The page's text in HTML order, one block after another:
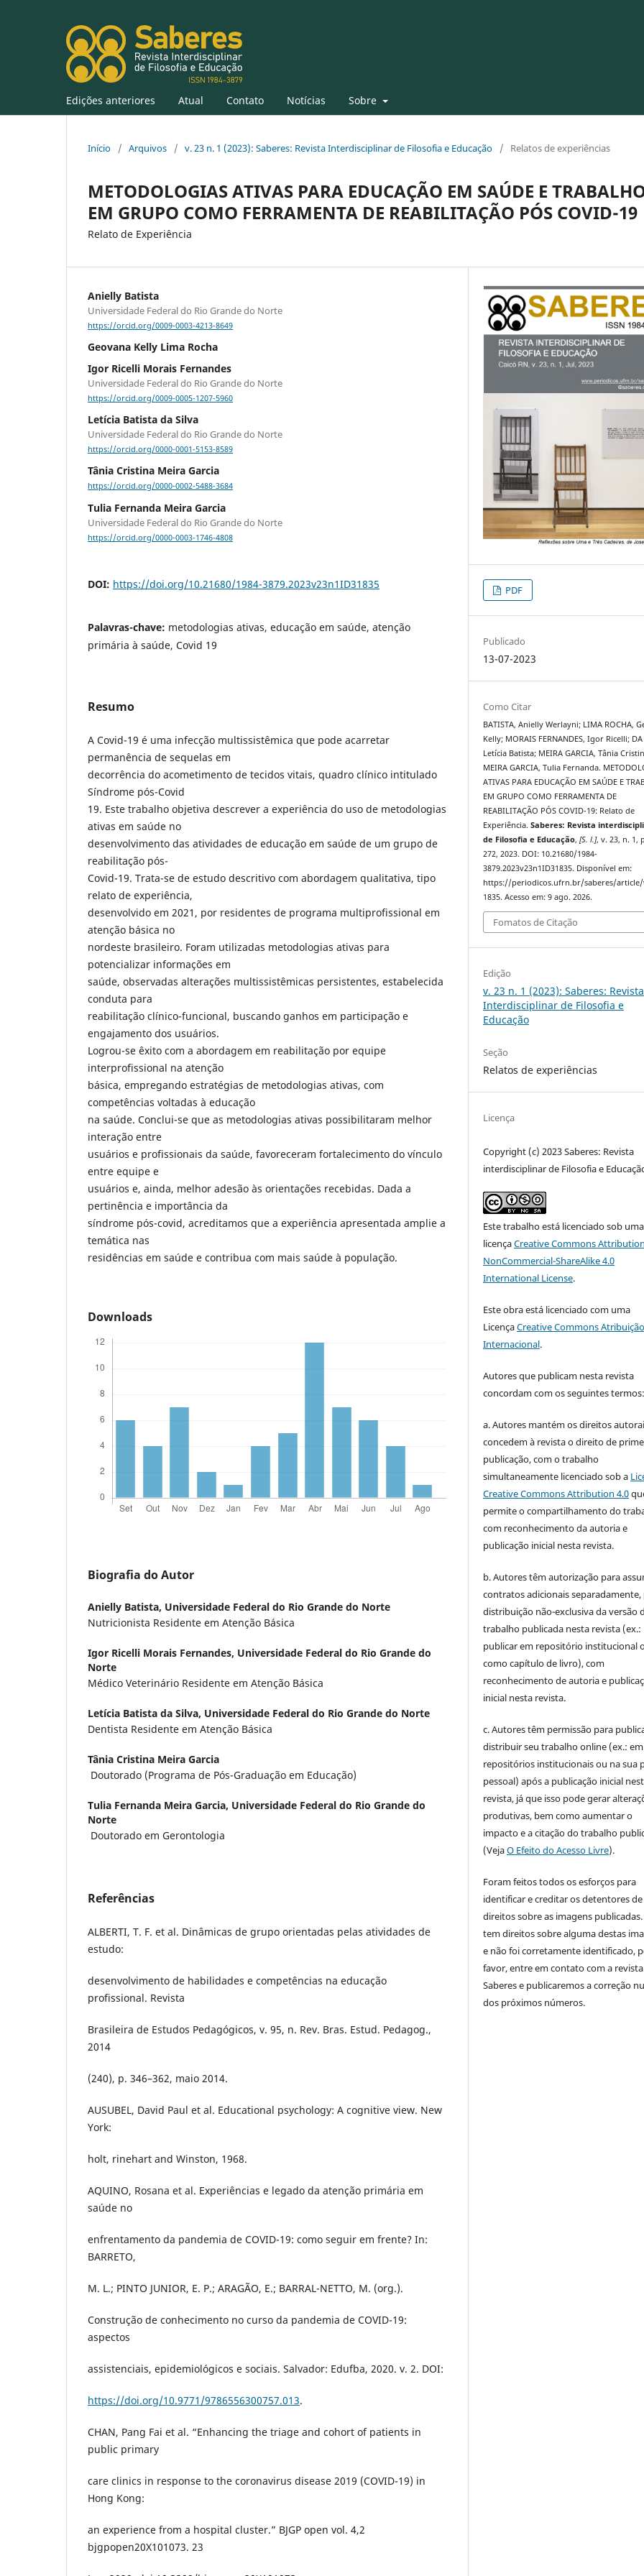
Edições anteriores Atual Contato Notícias Sobre
Início / Arquivos / v. 23 n. 1 (2023): Saberes: Revista Interdisciplinar de Filosofia e Educação / Relatos de experiências
METODOLOGIAS ATIVAS PARA EDUCAÇÃO EM SAÚDE E
EM GRUPO COMO FERRAMENTA DE REABILITAÇÃO PÓS COVID-19
Relato de Experiência
Anielly Batista
Universidade Federal do Rio Grande do Norte
https://orcid.org/0009-0003-4213-8649
Geovana Kelly Lima Rocha
Igor Ricelli Morais Fernandes
Universidade Federal do Rio Grande do Norte
https://orcid.org/0009-0005-1207-5960
Letícia Batista da Silva
Universidade Federal do Rio Grande do Norte
https://orcid.org/0000-0001-5153-8589
Tânia Cristina Meira Garcia
https://orcid.org/0000-0002-5488-3684
Tulia Fernanda Meira Garcia
Universidade Federal do Rio Grande do Norte
https://orcid.org/0000-0003-1746-4808
DOI: https://doi.org/10.21680/1984-3879.2023v23n1ID31835
Palavras-chave: metodologias ativas, educação em saúde, atenção
primária à saúde, Covid 19
Resumo
A Covid-19 é uma infecção multissistêmica que pode acarretar
permanência de sequelas em
decorrência do acometimento de tecidos vitais, quadro clínico intitulado
Síndrome pós-Covid
19. Este trabalho objetiva descrever a experiência do uso de metodologias
ativas em saúde no
desenvolvimento das atividades de educação em saúde de um grupo de
reabilitação pós-
Covid-19. Trata-se de estudo descritivo com abordagem qualitativa, tipo
relato de experiência,
desenvolvido em 2021, por residentes de programa multiprofissional em
atenção básica no
nordeste brasileiro. Foram utilizadas metodologias ativas para
potencializar informações em
saúde, observadas alterações multissistêmicas persistentes, estabelecida
conduta para
reabilitação clínico-funcional, buscando ganhos em participação e
engajamento dos usuários.
Logrou-se êxito com a abordagem em reabilitação por equipe
interprofissional na atenção
básica, empregando estratégias de metodologias ativas, com
competências voltadas à educação
na saúde. Conclui-se que as metodologias ativas possibilitaram melhor
interação entre
usuários e profissionais da saúde, favoreceram fortalecimento do vínculo
entre equipe e
usuários e, ainda, melhor adesão às orientações recebidas. Dada a
pertinência e importância da
síndrome pós-covid, acreditamos que a experiência apresentada amplie a
temática nas
residências em saúde e contribua com mais saúde à população.
Downloads
Biografia do Autor
Anielly Batista, Universidade Federal do Rio Grande do Norte
Nutricionista Residente em Atenção Básica
Igor Ricelli Morais Fernandes, Universidade Federal do Rio Grande do
Norte
Médico Veterinário Residente em Atenção Básica
Letícia Batista da Silva, Universidade Federal do Rio Grande do Norte
Dentista Residente em Atenção Básica
Tânia Cristina Meira Garcia
Doutorado (Programa de Pós-Graduação em Educação)
Tulia Fernanda Meira Garcia, Universidade Federal do Rio Grande do
Norte
Doutorado em Gerontologia
Referências
ALBERTI, T. F. et al. Dinâmicas de grupo orientadas pelas atividades de
estudo:
desenvolvimento de habilidades e competências na educação
profissional. Revista
Brasileira de Estudos Pedagógicos, v. 95, n. Rev. Bras. Estud. Pedagog.,
2014
(240), p. 346–362, maio 2014.
AUSUBEL, David Paul et al. Educational psychology: A cognitive view. New
York:
holt, rinehart and Winston, 1968.
AQUINO, Rosana et al. Experiências e legado da atenção primária em
saúde no
enfrentamento da pandemia de COVID-19: como seguir em frente? In:
BARRETO,
M. L.; PINTO JUNIOR, E. P.; ARAGÃO, E.; BARRAL-NETTO, M. (org.).
Construção de conhecimento no curso da pandemia de COVID-19:
aspectos
assistenciais, epidemiológicos e sociais. Salvador: Edufba, 2020. v. 2. DOI:
https://doi.org/10.9771/9786556300757.013.
CHAN, Pang Fai et al. “Enhancing the triage and cohort of patients in
public primary
care clinics in response to the coronavirus disease 2019 (COVID-19) in
Hong Kong:
an experience from a hospital cluster.” BJGP open vol. 4,2
bjgpopen20X101073. 23
PDF
Publicado
13-07-2023
Como Citar
BATISTA, Anielly Werlayni; LIMA ROCHA,
Kelly; MORAIS FERNANDES, Igor Ricelli; DA
Letícia Batista; MEIRA GARCIA, Tânia
MEIRA GARCIA, Tulia Fernanda.
ATIVAS PARA EDUCAÇÃO EM SAÚDE E
EM GRUPO COMO FERRAMENTA DE
REABILITAÇÃO PÓS COVID-19: Relato de
Experiência.Saberes: Revista
de Filosofia e Educação,[S. l.], v. 23, n. 1,
272, 2023. DOI: 10.21680/1984-
3879.2023v23n1ID31835. Disponível em:
https://periodicos.ufrn.br/saberes/
1835. Acesso em: 9 ago. 2026.
Fomatos de Citação
Edição
v. 23 n. 1 (2023): Saberes: Revista
Interdisciplinar de Filosofia e
Educação
Seção
Relatos de experiências
Licença
Copyright (c) 2023 Saberes: Revista
interdisciplinar de Filosofia e
Este trabalho está licenciado sob uma
licençaCreative Commons
NonCommercial-ShareAlike 4.0
International License.
Este obra está licenciado com uma
LicençaCreative Commons
Internacional.
Autores que publicam nesta revista
concordam com os seguintes termos:
a. Autores mantém os direitos
concedem à revista o direito de
publicação, com o trabalho
simultaneamente licenciado sob a
Creative Commons Attribution 4.0
permite o compartilhamento do
com reconhecimento da autoria e
publicação inicial nesta revista.
b. Autores têm autorização para
contratos adicionais separadamente,
distribuição não-exclusiva da versão
trabalho publicada nesta revista (ex.:
publicar em repositório institucional
como capítulo de livro), com
reconhecimento de autoria e
inicial nesta revista.
c. Autores têm permissão para
distribuir seu trabalho online (ex.: em
repositórios institucionais ou na sua
pessoal) após a publicação inicial
revista, já que isso pode gerar
produtivas, bem como aumentar o
impacto e a citação do trabalho
(VejaO Efeito do Acesso Livre).
Foram feitos todos os esforços para
identificar e creditar os detentores de
direitos sobre as imagens publicadas.
tem direitos sobre alguma destas
e não foi corretamente identificado,
favor, entre em contato com a revista
Saberes e publicaremos a correção
dos próximos números.